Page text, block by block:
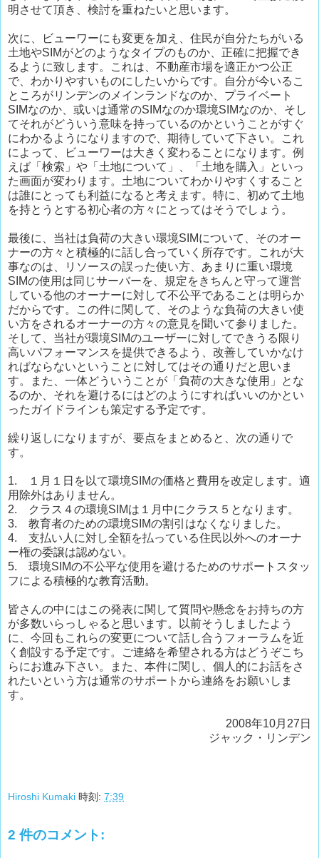
明させて頂き、検討を重ねたいと思います。
次に、ビューワーにも変更を加え、住民が自分たちがいる
土地やSIMがどのようなタイプのものか、正確に把握でき
るように致します。これは、不動産市場を適正かつ公正
で、わかりやすいものにしたいからです。自分が今いるこ
ところがリンデンのメインランドなのか、プライベート
SIMなのか、或いは通常のSIMなのか環境SIMなのか、そし
てそれがどういう意味を持っているのかということがすぐ
にわかるようになりますので、期待していて下さい。これ
によって、ビューワーは大きく変わることになります。例
えば「検索」や「土地について」、「土地を購入」といっ
た画面が変わります。土地についてわかりやすくすること
は誰にとっても利益になると考えます。特に、初めて土地
を持とうとする初心者の方々にとってはそうでしょう。
最後に、当社は負荷の大きい環境SIMについて、そのオー
ナーの方々と積極的に話し合っていく所存です。これが大
事なのは、リソースの誤った使い方、あまりに重い環境
SIMの使用は同じサーバーを、規定をきちんと守って運営
している他のオーナーに対して不公平であることは明らか
だからです。この件に関して、そのような負荷の大きい使
い方をされるオーナーの方々の意見を聞いて参りました。
そして、当社が環境SIMのユーザーに対してできうる限り
高いパフォーマンスを提供できるよう、改善していかなけ
ればならないということに対してはその通りだと思いま
す。また、一体どういうことが「負荷の大きな使用」とな
るのか、それを避けるにはどのようにすればいいのかとい
ったガイドラインも策定する予定です。
繰り返しになりますが、要点をまとめると、次の通りで
す。
1. １月１日を以て環境SIMの価格と費用を改定します。適
用除外はありません。
2. クラス４の環境SIMは１月中にクラス５となります。
3. 教育者のための環境SIMの割引はなくなりました。
4. 支払い人に対し全額を払っている住民以外へのオーナ
ー権の委譲は認めない。
5. 環境SIMの不公平な使用を避けるためのサポートスタッ
フによる積極的な教育活動。
皆さんの中にはこの発表に関して質問や懸念をお持ちの方
が多数いらっしゃると思います。以前そうしましたよう
に、今回もこれらの変更について話し合うフォーラムを近
く創設する予定です。ご連絡を希望される方はどうぞこち
らにお進み下さい。また、本件に関し、個人的にお話をさ
れたいという方は通常のサポートから連絡をお願いしま
す。
2008年10月27日
ジャック・リンデン
Hiroshi Kumaki 時刻: 7:39
2 件のコメント: